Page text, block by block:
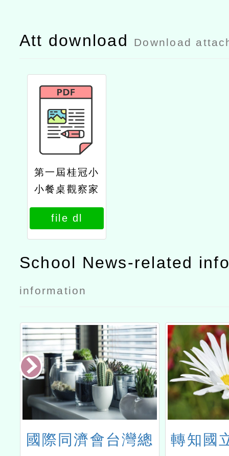
Att download Download
第一屆桂冠小
小餐桌觀察家
｜一家餐桌四
季感動活動辦
法
file dl
School News-related
information
國際同濟會台灣總
轉知國